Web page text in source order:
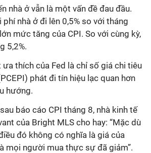
nhà ở vẫn là một vấn đề đau đầu.
nhà ở đi lên 0,5% so với tháng
mức tăng của CPI. So với cùng kỳ,
5,2%.
thích của Fed là chỉ số giá chi tiêu
phát đi tín hiệu lạc quan hơn
hướng.
báo cáo CPI tháng 8, nhà kinh tế
của Bright MLS cho hay: “Mặc dù
đó không có nghĩa là giá của
mọi người mua thực sự đã giảm”.